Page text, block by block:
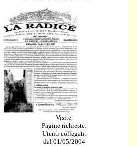
Visite:
Pagine richieste:
Utenti collegati:
dal 01/05/2004